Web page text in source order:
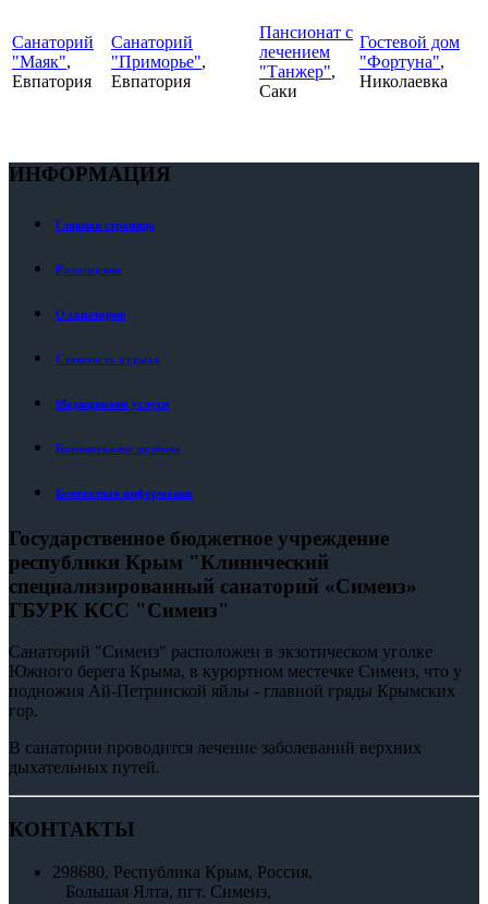
Санаторий
"Маяк",
Евпатория
Санаторий
"Приморье",
Евпатория
Пансионат с
лечением
"Танжер",
Саки
Гостевой дом
"Фортуна",
Николаевка
ИНФОРМАЦИЯ
Главная страница
Размещение
О санатории
Стоимость отдыха
Медицинские услуги
Бронирование путёвок
Контактная информация
Государственное бюджетное учреждение
республики Крым "Клинический
специализированный санаторий «Симеиз»
ГБУРК КСС "Симеиз"
Санаторий "Симеиз" расположен в экзотическом уголке
Южного берега Крыма, в курортном местечке Симеиз, что у
подножия Ай-Петринской яйлы - главной гряды Крымских
гор.
В санатории проводится лечение заболеваний верхних
дыхательных путей.
КОНТАКТЫ
298680, Республика Крым, Россия,
Большая Ялта, пгт. Симеиз,